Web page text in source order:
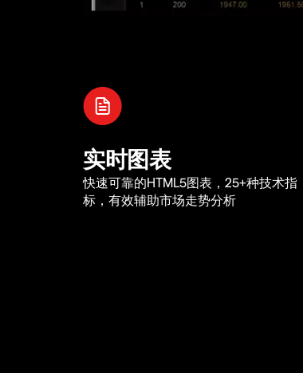
实时图表
快速可靠的HTML5图表，25+种技术指
标，有效辅助市场走势分析